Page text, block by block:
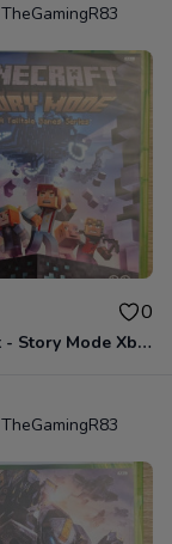
TheGamingR83
0
Minecraft - Story Mode Xbox 360
TheGamingR83